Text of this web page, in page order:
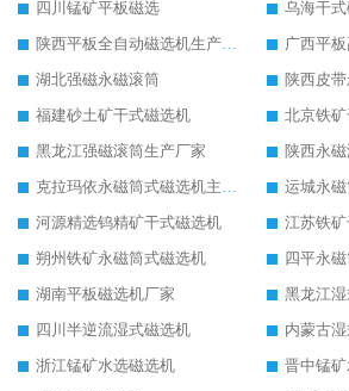
四川锰矿平板磁选
乌海干
陕西平板全自动磁选机生产厂家
广西平
湖北强磁永磁滚筒
陕西皮
福建砂土矿干式磁选机
北京铁
黑龙江强磁滚筒生产厂家
陕西永
克拉玛依永磁筒式磁选机主要技术参数
运城永
河源精选钨精矿干式磁选机
江苏铁
朔州铁矿永磁筒式磁选机
四平永
湖南平板磁选机厂家
黑龙江
四川半逆流湿式磁选机
内蒙古
浙江锰矿水选磁选机
晋中锰